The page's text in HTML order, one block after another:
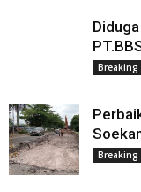
Breaking
Breaking